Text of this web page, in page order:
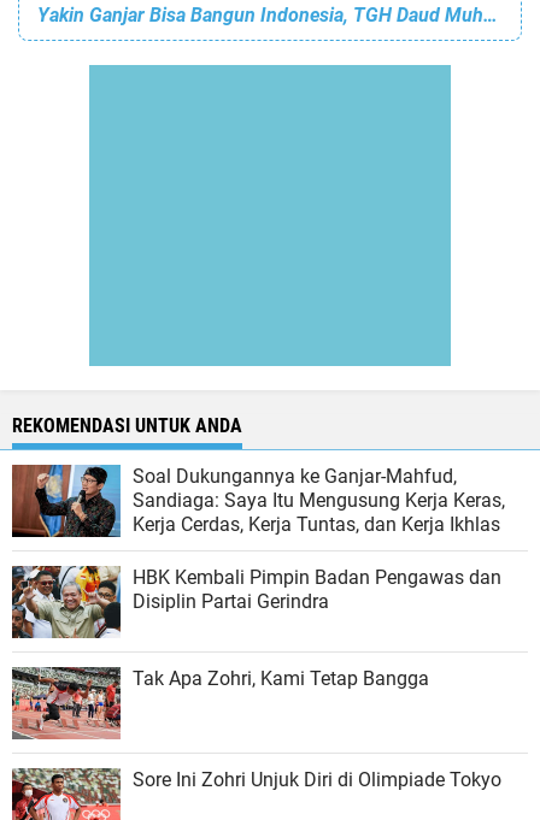
Yakin Ganjar Bisa Bangun Indonesia, TGH Daud Muhsin Panjatkan Doa
REKOMENDASI UNTUK ANDA
Soal Dukungannya ke Ganjar-Mahfud,
Sandiaga: Saya Itu Mengusung Kerja Keras,
Kerja Cerdas, Kerja Tuntas, dan Kerja Ikhlas
HBK Kembali Pimpin Badan Pengawas dan
Disiplin Partai Gerindra
Tak Apa Zohri, Kami Tetap Bangga
Sore Ini Zohri Unjuk Diri di Olimpiade Tokyo